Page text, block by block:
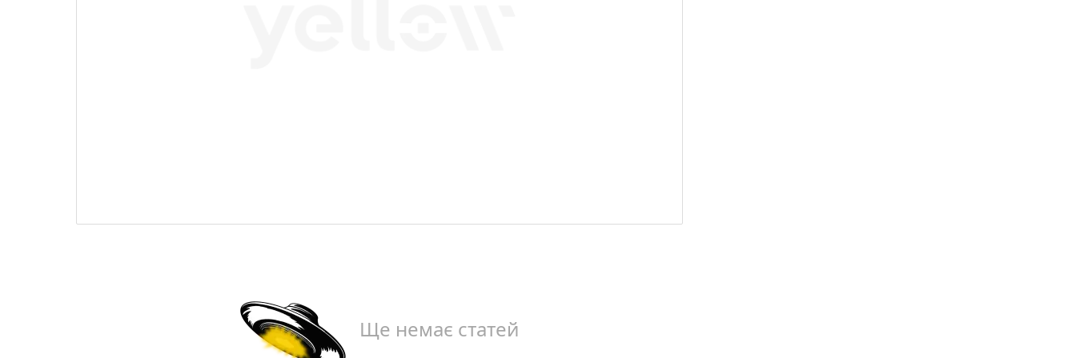
Ще немає статей